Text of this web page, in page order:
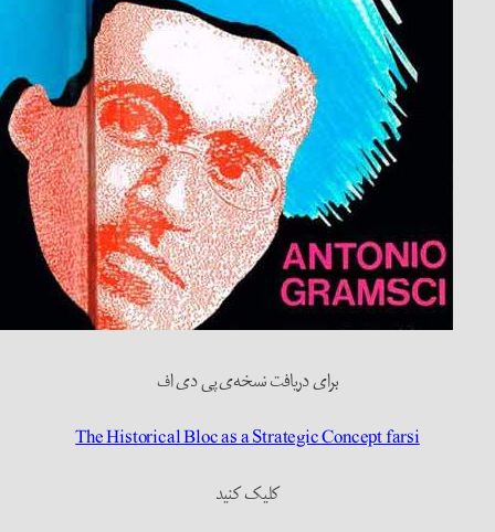
برای دریافت نسخه‌ی پی دی اف
The Historical Bloc as a Strategic Concept farsi
کلیک کنید